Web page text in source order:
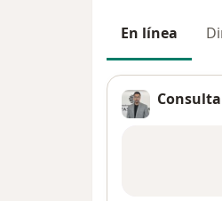
En línea